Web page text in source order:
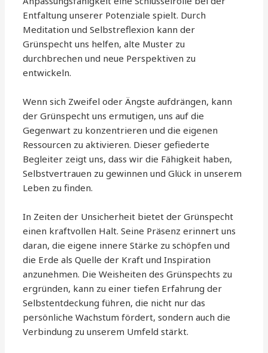
Entfaltung unserer Potenziale spielt. Durch
Meditation und Selbstreflexion kann der
Grünspecht uns helfen, alte Muster zu
durchbrechen und neue Perspektiven zu
entwickeln.
Wenn sich Zweifel oder Ängste aufdrängen, kann
der Grünspecht uns ermutigen, uns auf die
Gegenwart zu konzentrieren und die eigenen
Ressourcen zu aktivieren. Dieser gefiederte
Begleiter zeigt uns, dass wir die Fähigkeit haben,
Selbstvertrauen zu gewinnen und Glück in unserem
Leben zu finden.
In Zeiten der Unsicherheit bietet der Grünspecht
einen kraftvollen Halt. Seine Präsenz erinnert uns
daran, die eigene innere Stärke zu schöpfen und
die Erde als Quelle der Kraft und Inspiration
anzunehmen. Die Weisheiten des Grünspechts zu
ergründen, kann zu einer tiefen Erfahrung der
Selbstentdeckung führen, die nicht nur das
persönliche Wachstum fördert, sondern auch die
Verbindung zu unserem Umfeld stärkt.